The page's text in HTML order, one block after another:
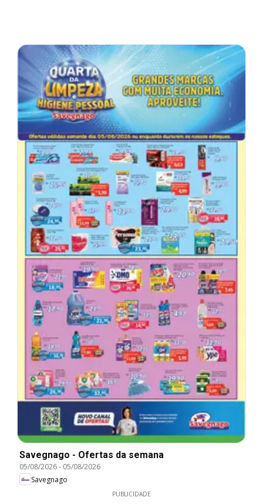
Savegnago - Ofertas da semana
05/08/2026- 05/08/2026
Savegnago
PUBLICIDADE